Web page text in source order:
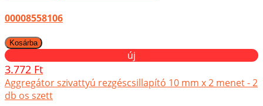
00008558106
új
3.772 Ft
Aggregátor szivattyú rezgéscsillapító 10 mm x 2 menet - 2
db os szett